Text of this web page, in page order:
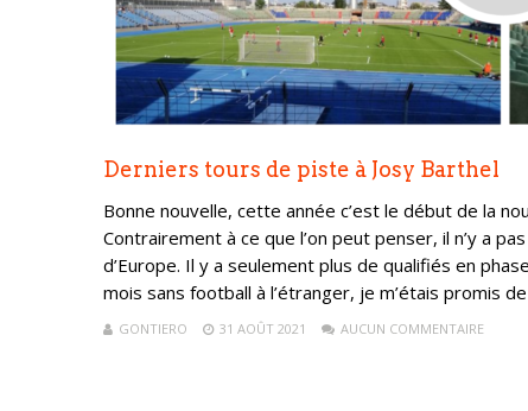
Derniers tours de piste à Josy Barthel
Bonne nouvelle, cette année c’est le début de la
Contrairement à ce que l’on peut penser, il n’y a
d’Europe. Il y a seulement plus de qualifiés en
mois sans football à l’étranger, je m’étais promis
GONTIERO 31 AOÛT 2021 AUCUN COMMENTAIRE